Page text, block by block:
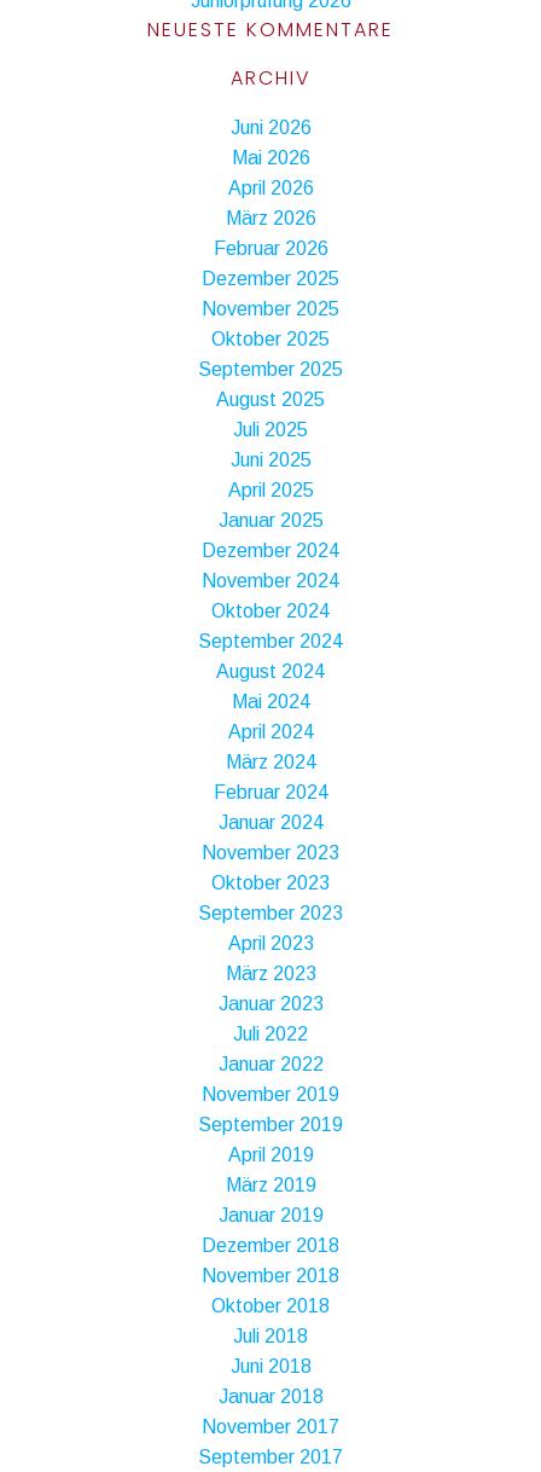
NEUESTE KOMMENTARE
ARCHIV
Juni 2026
Mai 2026
April 2026
März 2026
Februar 2026
Dezember 2025
November 2025
Oktober 2025
September 2025
August 2025
Juli 2025
Juni 2025
April 2025
Januar 2025
Dezember 2024
November 2024
Oktober 2024
September 2024
August 2024
Mai 2024
April 2024
März 2024
Februar 2024
Januar 2024
November 2023
Oktober 2023
September 2023
April 2023
März 2023
Januar 2023
Juli 2022
Januar 2022
November 2019
September 2019
April 2019
März 2019
Januar 2019
Dezember 2018
November 2018
Oktober 2018
Juli 2018
Juni 2018
Januar 2018
November 2017
September 2017